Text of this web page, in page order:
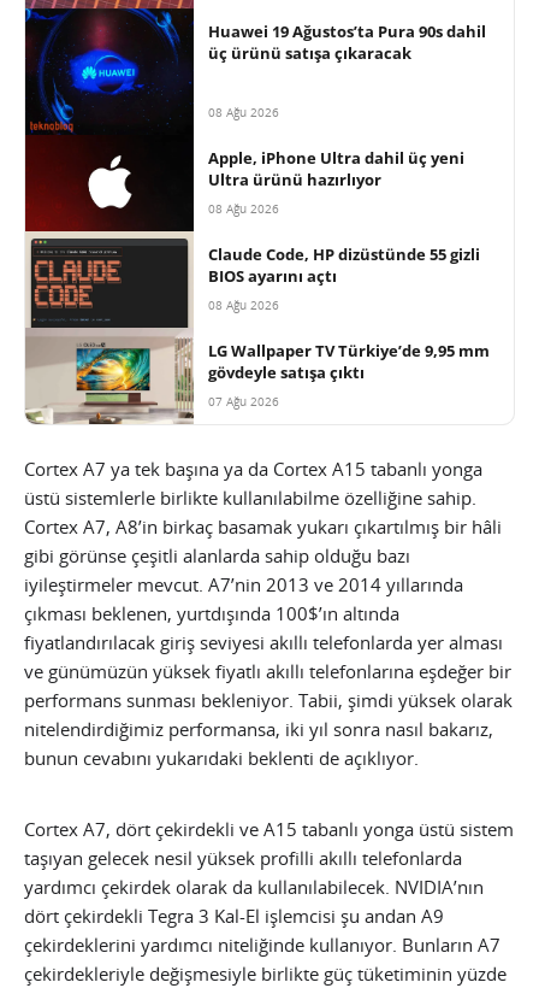
Huawei 19 Ağustos’ta Pura 90s dahil
üç ürünü satışa çıkaracak
08 Ağu 2026
Apple, iPhone Ultra dahil üç yeni
Ultra ürünü hazırlıyor
08 Ağu 2026
Claude Code, HP dizüstünde 55 gizli
BIOS ayarını açtı
08 Ağu 2026
LG Wallpaper TV Türkiye’de 9,95 mm
gövdeyle satışa çıktı
07 Ağu 2026
Cortex A7 ya tek başına ya da Cortex A15 tabanlı yonga
üstü sistemlerle birlikte kullanılabilme özelliğine sahip.
Cortex A7, A8’in birkaç basamak yukarı çıkartılmış bir hâli
gibi görünse çeşitli alanlarda sahip olduğu bazı
iyileştirmeler mevcut. A7’nin 2013 ve 2014 yıllarında
çıkması beklenen, yurtdışında 100$’ın altında
fiyatlandırılacak giriş seviyesi akıllı telefonlarda yer alması
ve günümüzün yüksek fiyatlı akıllı telefonlarına eşdeğer bir
performans sunması bekleniyor. Tabii, şimdi yüksek olarak
nitelendirdiğimiz performansa, iki yıl sonra nasıl bakarız,
bunun cevabını yukarıdaki beklenti de açıklıyor.
Cortex A7, dört çekirdekli ve A15 tabanlı yonga üstü sistem
taşıyan gelecek nesil yüksek profilli akıllı telefonlarda
yardımcı çekirdek olarak da kullanılabilecek. NVIDIA’nın
dört çekirdekli Tegra 3 Kal-El işlemcisi şu andan A9
çekirdeklerini yardımcı niteliğinde kullanıyor. Bunların A7
çekirdekleriyle değişmesiyle birlikte güç tüketiminin yüzde